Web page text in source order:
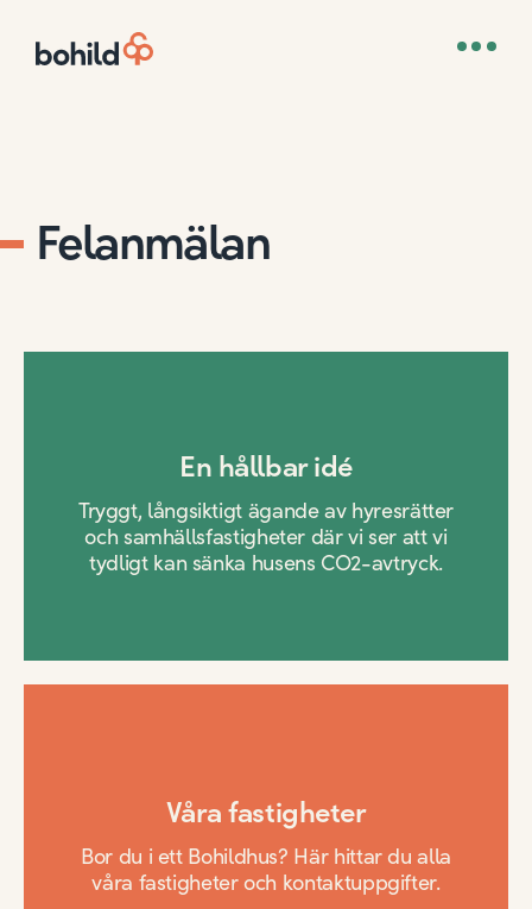
Felanmälan
En hållbar idé
Tryggt, långsiktigt ägande av hyresrätter
och samhällsfastigheter där vi ser att vi
tydligt kan sänka husens CO2-avtryck.
Våra fastigheter
Bor du i ett Bohildhus? Här hittar du alla
våra fastigheter och kontaktuppgifter.